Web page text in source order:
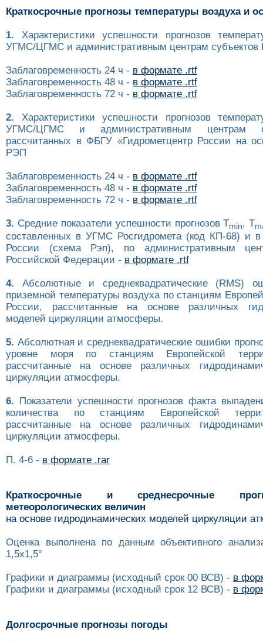
Краткосрочные прогнозы температуры воздуха и
1. Характеристики успешности прогнозов
УГМС/ЦГМС и административным центрам субъектов
Заблаговременность 24 ч - в формате .rtf
Заблаговременность 48 ч - в формате .rtf
Заблаговременность 72 ч - в формате .rtf
2. Характеристики успешности прогнозов
УГМС/ЦГМС и административным центрам
рассчитанных в ФБГУ «Гидрометцентр России на
РЭП
Заблаговременность 24 ч - в формате .rtf
Заблаговременность 48 ч - в формате .rtf
Заблаговременность 72 ч - в формате .rtf
3. Средние показатели успешности прогнозов Tmin, T
составленных в УГМС Росгидромета (код КП-68) и в
России (схема Рэп), по административным
Российской Федерации - в формате .rtf
4. Абсолютные и среднеквадратические (RMS)
приземной температуры воздуха по станциям
России, рассчитанные на основе различных
моделей циркуляции атмосферы.
5. Абсолютная и среднеквадратические ошибки
уровне моря по станциям Европейской
рассчитанные на основе различных
циркуляции атмосферы.
6. Показатели успешности прогнозов факта
количества по станциям Европейской
рассчитанные на основе различных
циркуляции атмосферы.
П. 4-6 - в формате .rar
Краткосрочные и среднесрочные
метеорологических величин
на основе гидродинамических моделей циркуляции
Оценка выполнена по данным объективного
1,5x1,5°
Графики и диаграммы (исходный срок 00 ВСВ) - в
Графики и диаграммы (исходный срок 12 ВСВ) - в
Долгосрочные прогнозы погоды